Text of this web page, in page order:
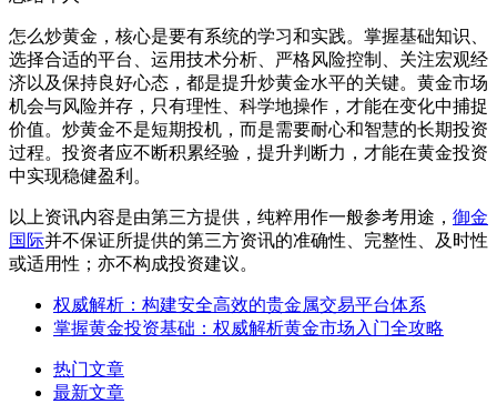
怎么炒黄金，核心是要有系统的学习和实践。掌握基础知识、
选择合适的平台、运用技术分析、严格风险控制、关注宏观经
济以及保持良好心态，都是提升炒黄金水平的关键。黄金市场
机会与风险并存，只有理性、科学地操作，才能在变化中捕捉
价值。炒黄金不是短期投机，而是需要耐心和智慧的长期投资
过程。投资者应不断积累经验，提升判断力，才能在黄金投资
中实现稳健盈利。
以上资讯内容是由第三方提供，纯粹用作一般参考用途， 御金
国际并不保证所提供的第三方资讯的准确性、完整性、及时性
或适用性；亦不构成投资建议。
权威解析：构建安全高效的贵金属交易平台体系
掌握黄金投资基础：权威解析黄金市场入门全攻略
热门文章
最新文章